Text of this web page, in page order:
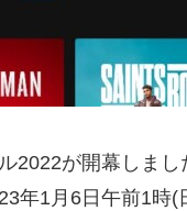
2022が開幕しまし
年1月6日午前1時